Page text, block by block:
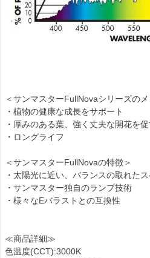
＜サンマスターFullNovaシリーズのメ
・植物の健康な成長をサポート
・厚みのある葉、強く丈夫な開花を促
・ロングライフ
＜サンマスターFullNovaの特徴＞
・太陽光に近い、バランスの取れた
・サンマスター独自のランプ技術
・様々なEバラストとの互換性
≪商品詳細≫
色温度(CCT):3000K